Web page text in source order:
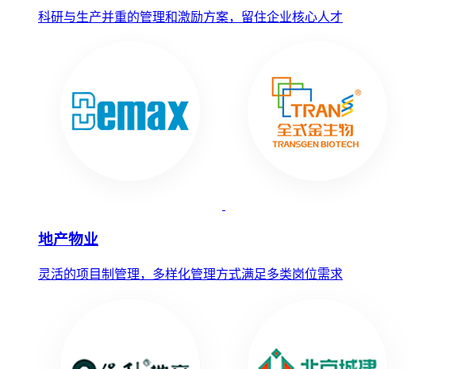
科研与生产并重的管理和激励方案，留住企业核心人才
地产物业
灵活的项目制管理，多样化管理方式满足多类岗位需求